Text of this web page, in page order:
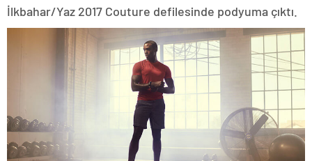
İlkbahar/Yaz 2017 Couture defilesinde podyuma çıktı.